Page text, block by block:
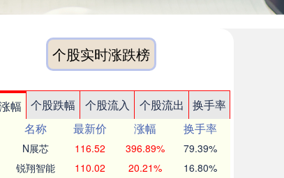
个股实时涨跌榜
幅 个股跌幅 个股流入 个股流出
换手率
名称 最新价 涨幅
换手率
N展芯 116.52 396.89% 79.39%
锐翔智能 110.02 20.21% 16.80%